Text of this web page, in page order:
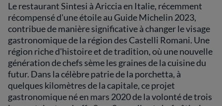
Le restaurant Sintesi à Ariccia en Italie, récemment
récompensé d'une étoile au Guide Michelin 2023,
contribue de manière significative à changer le visage
gastronomique de la région des Castelli Romani. Une
région riche d'histoire et de tradition, où une nouvelle
génération de chefs sème les graines de la cuisine du
futur. Dans la célèbre patrie de la porchetta, à
quelques kilomètres de la capitale, ce projet
gastronomique né en mars 2020 de la volonté de trois